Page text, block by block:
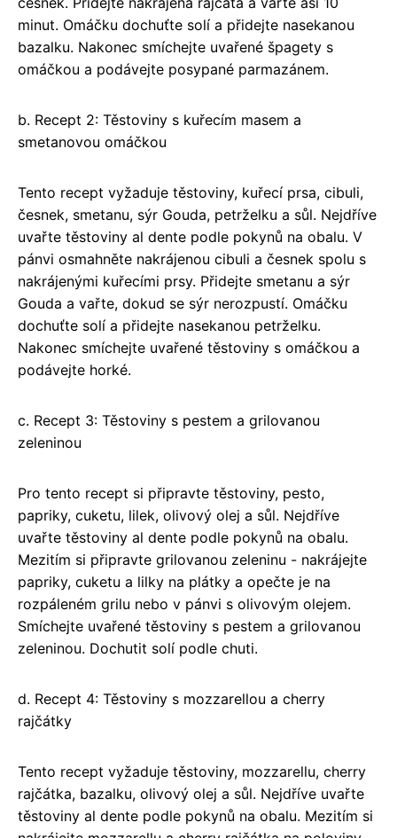
minut. Omáčku dochuťte solí a přidejte nasekanou
bazalku. Nakonec smíchejte uvařené špagety s
omáčkou a podávejte posypané parmazánem.
b. Recept 2: Těstoviny s kuřecím masem a
smetanovou omáčkou
Tento recept vyžaduje těstoviny, kuřecí prsa, cibuli,
česnek, smetanu, sýr Gouda, petrželku a sůl. Nejdříve
uvařte těstoviny al dente podle pokynů na obalu. V
pánvi osmahněte nakrájenou cibuli a česnek spolu s
nakrájenými kuřecími prsy. Přidejte smetanu a sýr
Gouda a vařte, dokud se sýr nerozpustí. Omáčku
dochuťte solí a přidejte nasekanou petrželku.
Nakonec smíchejte uvařené těstoviny s omáčkou a
podávejte horké.
c. Recept 3: Těstoviny s pestem a grilovanou
zeleninou
Pro tento recept si připravte těstoviny, pesto,
papriky, cuketu, lilek, olivový olej a sůl. Nejdříve
uvařte těstoviny al dente podle pokynů na obalu.
Mezitím si připravte grilovanou zeleninu - nakrájejte
papriky, cuketu a lilky na plátky a opečte je na
rozpáleném grilu nebo v pánvi s olivovým olejem.
Smíchejte uvařené těstoviny s pestem a grilovanou
zeleninou. Dochutit solí podle chuti.
d. Recept 4: Těstoviny s mozzarellou a cherry
rajčátky
Tento recept vyžaduje těstoviny, mozzarellu, cherry
rajčátka, bazalku, olivový olej a sůl. Nejdříve uvařte
těstoviny al dente podle pokynů na obalu. Mezitím si